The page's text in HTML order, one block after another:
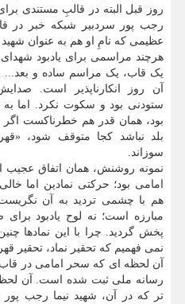
روز قبل البته در قالبِ مستندی
رجب پور سردبیر شبکه خبر در
عظیمی که نامِ او هم به عنوان
هرچند مراسمی برای یادبود
یک قاب، یک مراسم ساده و
آن روز انکارناپذیر است.
ستودنی بود و سکوت نکرد. اما به
بود، همان قدر هم خطرناکست اگر
بلد نباشد کجا متوقف شود،
سوزاند.
نمونه روشنش، همان اتفاق عجیب
امامی بود؛ حرکتی نمادین اما
هم با چشمی تردید به آن
مبارزه است؛ نه لوح یادبود
پخش گردید. چرا با این نمادها
نمی فهمیم که تحقیر نماد، تحقیر
آن لحظه ای که سحر امامی در
رسانه ملی ثبت شده است. آن
تر که در آن، شهید نیما رجب